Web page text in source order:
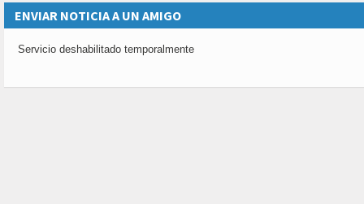
ENVIAR NOTICIA A UN AMIGO
Servicio deshabilitado temporalmente